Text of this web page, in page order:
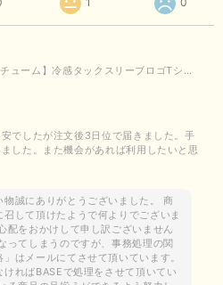
【QTUME／クチューム】冷感タックスリーブロゴTシャツ（ライトグレー）
でしたが注文後3日位で届きました。手
した。また機会があれば利用したいと思
物誠にありがとうございました。 商
して頂けたようで何よりでございま
配をおかけして申し訳ございません
ってしまうのですが、事務処理の関
はメールにてさせて頂いています。
ればBASEで処理をさせて頂いてい